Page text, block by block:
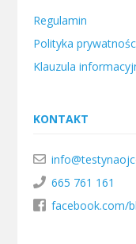
Regulamin
Polityka
Klauzula
KONTAKT
665 761 161
facebook.com/